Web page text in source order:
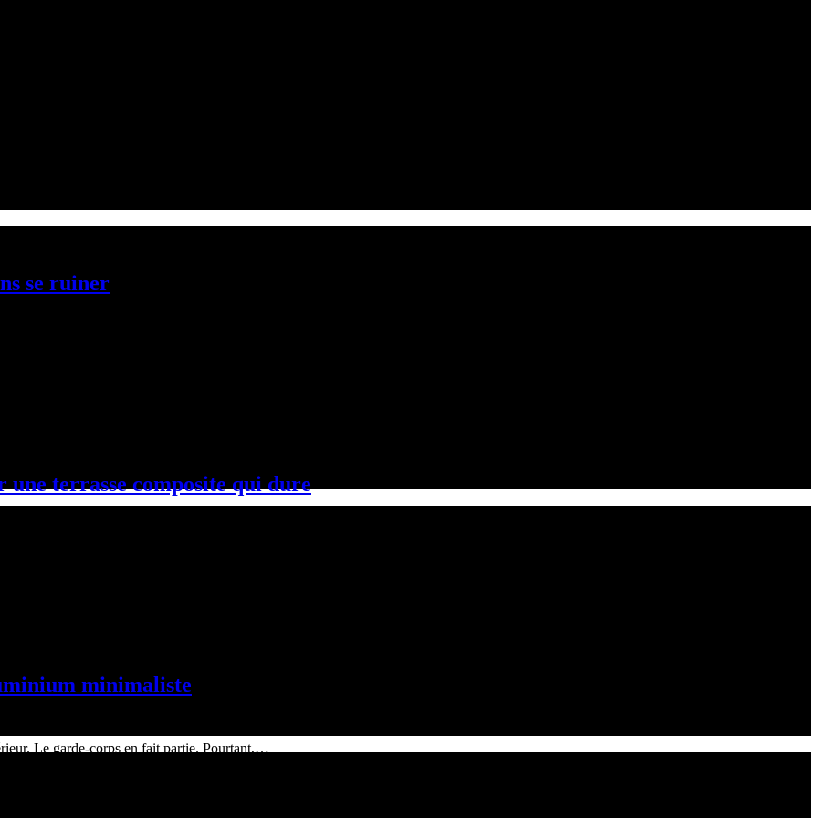
se ruiner
fonctionnalité, avant de découvrir…
terrasse composite qui dure
une maison, soit devenir un cauchemar…
minimaliste
Le garde-corps en fait partie. Pourtant,…